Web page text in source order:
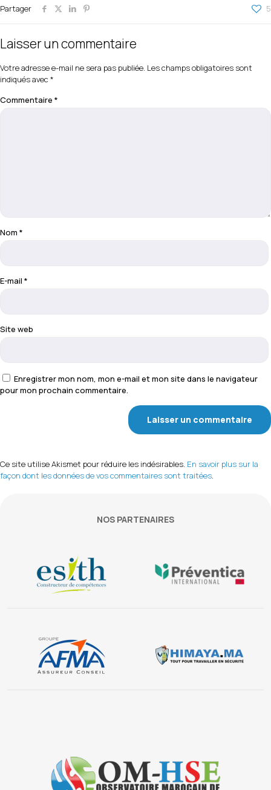
Partager 5
Laisser un commentaire
Votre adresse e-mail ne sera pas publiée. Les champs obligatoires sont
indiqués avec *
Commentaire *
Nom *
E-mail *
Site web
Enregistrer mon nom, mon e-mail et mon site dans le navigateur
pour mon prochain commentaire.
Ce site utilise Akismet pour réduire les indésirables. En savoir plus sur la
façon dont les données de vos commentaires sont traitées.
NOS PARTENAIRES